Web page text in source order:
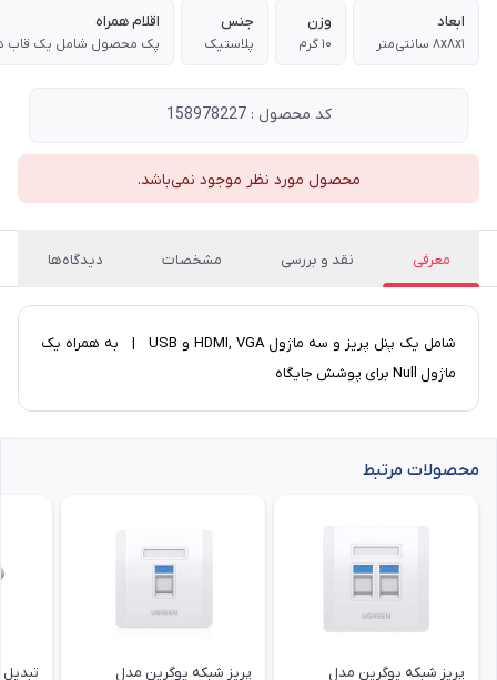
ابعاد
۸x۸x۱ سانتی‌متر
وزن
۱۰ گرم
جنس
پلاستیک
اقلام همراه
کد محصول : 158978227
محصول مورد نظر موجود نمی‌باشد.
معرفی نقد و بررسی مشخصات دیدگاه‌ها
شامل یک پنل پریز و سه ماژول HDMI, VGA و USB | به همراه یک
ماژول Null برای پوشش جایگاه
محصولات مرتبط
پریز شبکه یوگرین مدل
پریز شبکه یوگرین مدل